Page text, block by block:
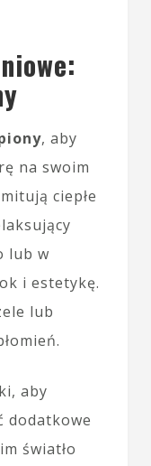
, aby
na swoim
ciepłe
lub w
i estetykę.
lub
aby
dodatkowe
światło